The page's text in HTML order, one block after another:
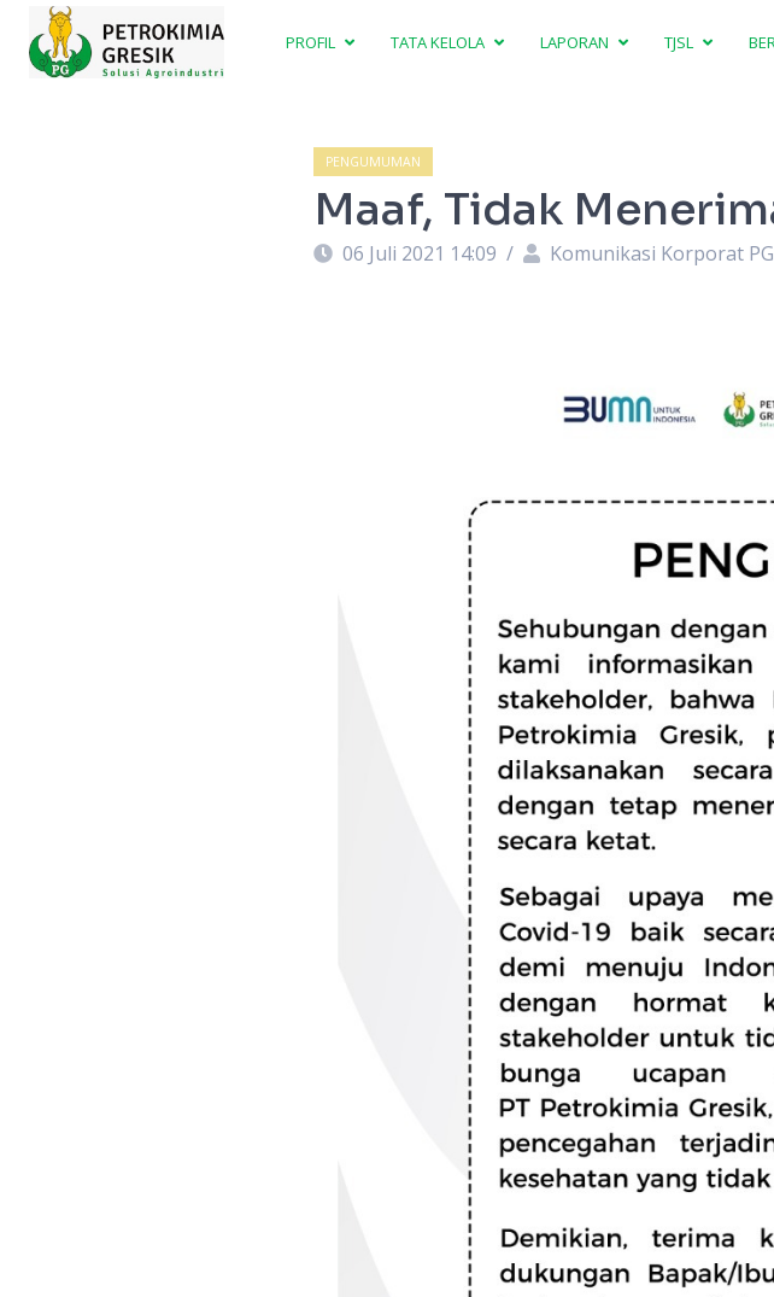
PROFIL TATA KELOLA LAPORAN TJSL
PENGUMUMAN
Maaf, Tidak
06 Juli 2021 14:09 / Komunikasi Korporat PG